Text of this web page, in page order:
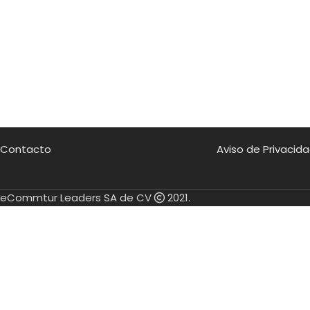
Contacto Aviso de
eCommtur Leaders SA de CV 2021.